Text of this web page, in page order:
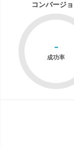
コンバージ
-
成功率